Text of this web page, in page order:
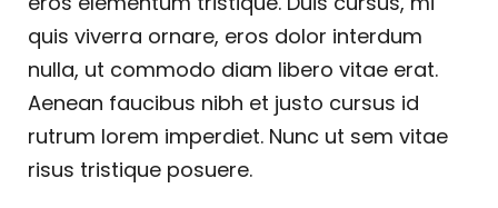
quis viverra ornare, eros dolor interdum
nulla, ut commodo diam libero vitae erat.
Aenean faucibus nibh et justo cursus id
rutrum lorem imperdiet. Nunc ut sem vitae
risus tristique posuere.